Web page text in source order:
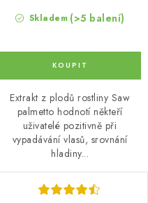
Skladem (>5 balení)
Extrakt z plodů rostliny Saw
palmetto hodnotí někteří
uživatelé pozitivně při
vypadávání vlasů, srovnání
hladiny...